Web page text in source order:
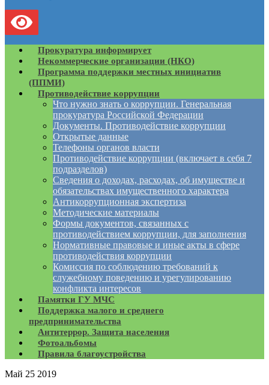
Прокуратура информирует
Некоммерческие организации (НКО)
Программа поддержки местных инициатив
(ППМИ)
Противодействие коррупции
Что нужно знать о коррупции. Генеральная
прокуратура Российской Федерации
Документы. Противодействие коррупции
Открытые данные
Телефоны органов власти
Противодействие коррупции (включает в себя 7
подразделов)
Сведения о доходах, расходах, об имуществе и
обязательствах имущественного характера
Антикоррупционная экспертиза
Методические материалы
Формы документов, связанных с
противодействием коррупции, для заполнения
Нормативные правовые и иные акты в сфере
противодействия коррупции
Комиссия по соблюдению требований к
служебному поведению и урегулированию
конфликта интересов
Памятки ГУ МЧС
Поддержка малого и среднего
предпринимательства
Антитеррор. Защита населения
Фотоальбомы
Правила благоустройства
Май 25 2019